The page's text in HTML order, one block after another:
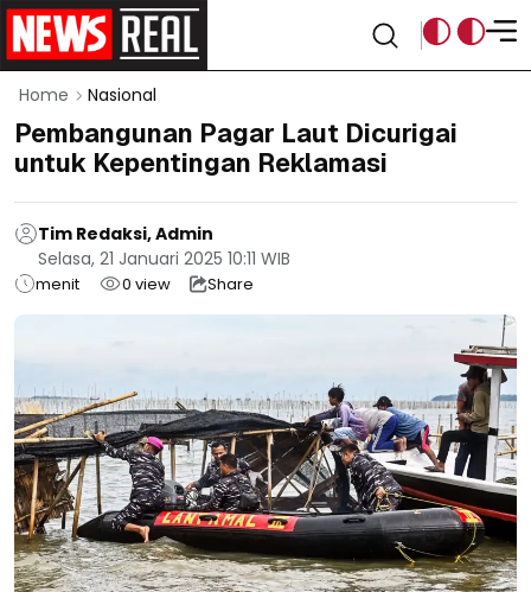
Home Nasional
Pembangunan Pagar Laut Dicurigai
untuk Kepentingan Reklamasi
Tim Redaksi, Admin
Selasa, 21 Januari 2025 10:11 WIB
menit 0 view Share